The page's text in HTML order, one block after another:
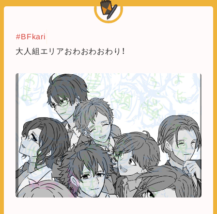
#BFkari
大人組エリアおわおわおわり！